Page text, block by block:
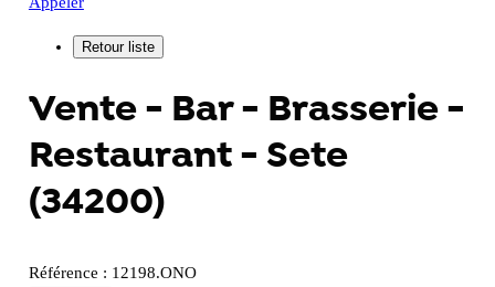
Vente - Bar - Brasserie -
Restaurant - Sete
(34200)
Référence : 12198.ONO